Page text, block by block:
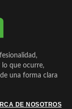
lo que ocurre,
una forma clara
DE NOSOTROS